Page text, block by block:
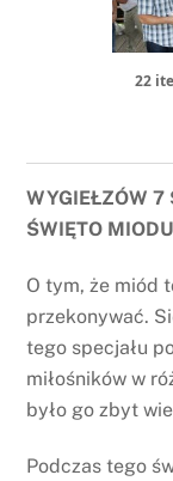
22
WYGIEŁZÓW 7
ŚWIĘTO MIODU
O tym, że miód
przekonywać.
tego specjału
miłośników w
było go zbyt
Podczas tego